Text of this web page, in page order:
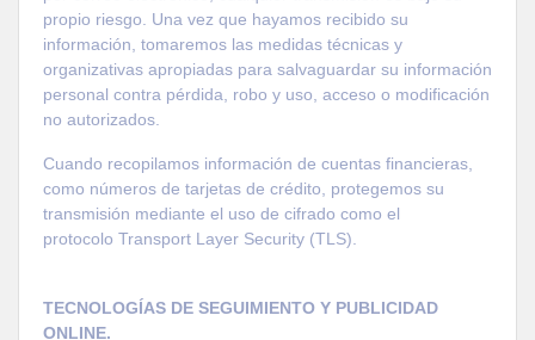
propio riesgo. Una vez que hayamos recibido su
información, tomaremos las medidas técnicas y
organizativas apropiadas para salvaguardar su información
personal contra pérdida, robo y uso, acceso o modificación
no autorizados.
Cuando recopilamos información de cuentas financieras,
como números de tarjetas de crédito, protegemos su
transmisión mediante el uso de cifrado como el
protocolo Transport Layer Security (TLS).
TECNOLOGÍAS DE SEGUIMIENTO Y PUBLICIDAD
ONLINE.